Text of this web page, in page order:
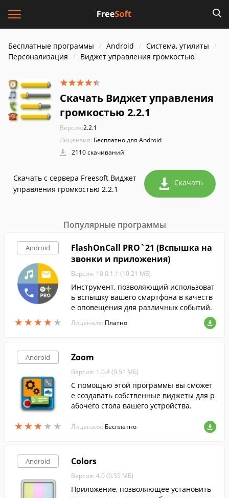
Бесплатные программы Android
Система, утилиты
Персонализация
Виджет управления громкостью
Скачать Виджет управления
громкостью 2.2.1
Версия:2.2.1
Лицензия: Бесплатно для Android
2110 скачиваний
Скачать с сервера Freesoft Виджет
управления громкостью 2.2.1
Скачать
Популярные программы
Android
★ ★ ★ ★ ★
★ ★ ★ ★ ★
FlashOnCall PRO`21 (Вспышка на
звонки и приложения)
Версия: 10.0.1.1 (10.21 МБ)
Инструмент, позволяющий использоват
ь вспышку вашего смартфона в качеств
е оповещения для различных событий.
Лицензия: Платно
Android
★ ★ ★ ★ ★
★ ★ ★ ★ ★
Zoom
Версия: 1.0.4 (0.51 МБ)
С помощью этой программы вы сможет
е создавать собственные виджеты для р
абочего стола вашего устройства.
Лицензия: Бесплатно
Android Colors
Версия: 4.0 (0.55 МБ)
Приложение, позволяющее установить